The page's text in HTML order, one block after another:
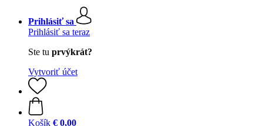
Prihlásiť sa
Prihlásiť sa teraz
Ste tu prvýkrát?
Vytvoriť účet
Košík € 0,00